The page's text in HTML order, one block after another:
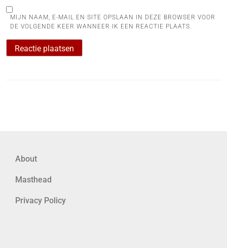
MIJN NAAM, E-MAIL EN SITE OPSLAAN IN DEZE BROWSER VOOR
DE VOLGENDE KEER WANNEER IK EEN REACTIE PLAATS.
About
Masthead
Privacy Policy